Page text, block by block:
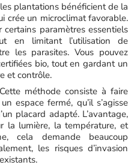
plantations bénéficient de la
crée un microclimat favorable.
paramètres essentiels
en limitant l’utilisation de
les parasites. Vous pouvez
bio, tout en gardant un
et contrôle.
méthode consiste à faire
espace fermé, qu’il s’agisse
placard adapté. L’avantage,
la lumière, la température, et
cela demande beaucoup
les risques d’invasion